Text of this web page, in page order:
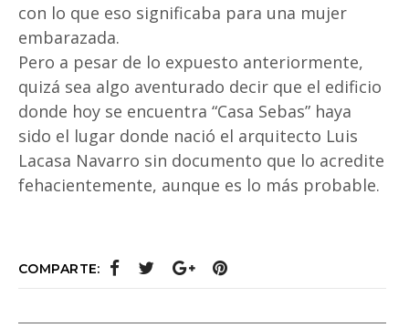
con lo que eso significaba para una mujer
embarazada.
Pero a pesar de lo expuesto anteriormente,
quizá sea algo aventurado decir que el edificio
donde hoy se encuentra “Casa Sebas” haya
sido el lugar donde nació el arquitecto Luis
Lacasa Navarro sin documento que lo acredite
fehacientemente, aunque es lo más probable.
COMPARTE: